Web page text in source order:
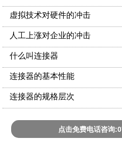
虚拟技术对硬件的冲击
人工上涨对企业的冲击
什么叫连接器
连接器的基本性能
连接器的规格层次
点击免费电话咨询